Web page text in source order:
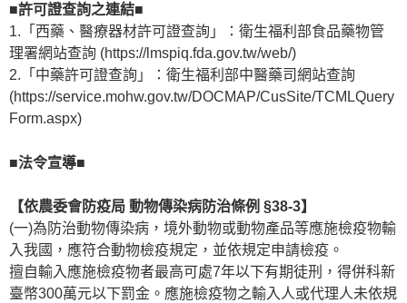
■許可證查詢之連結■
1.「西藥、醫療器材許可證查詢」：衛生福利部食品藥物管
理署網站查詢 (https://lmspiq.fda.gov.tw/web/)
2.「中藥許可證查詢」：衛生福利部中醫藥司網站查詢
(https://service.mohw.gov.tw/DOCMAP/CusSite/TCMLQuery
Form.aspx)
■法令宣導■
【依農委會防疫局 動物傳染病防治條例 §38-3】
(一)為防治動物傳染病，境外動物或動物產品等應施檢疫物輸
入我國，應符合動物檢疫規定，並依規定申請檢疫。
擅自輸入應施檢疫物者最高可處7年以下有期徒刑，得併科新
臺幣300萬元以下罰金。應施檢疫物之輸入人或代理人未依規